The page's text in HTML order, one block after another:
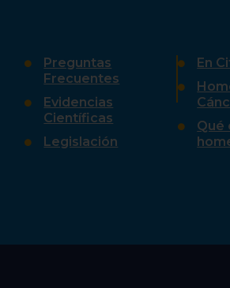
Preguntas
Frecuentes
Evidencias
Científicas
Legislación
En
Qué